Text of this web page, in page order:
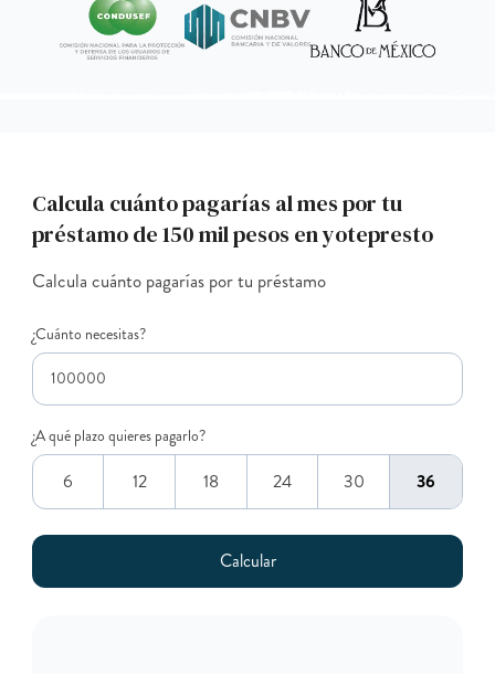
Calcula cuánto pagarías al mes por tu
préstamo de 150 mil pesos en yotepresto
Calcula cuánto pagarías por tu préstamo
¿Cuánto necesitas?
¿A qué plazo quieres pagarlo?
6 12 18 24 30 36